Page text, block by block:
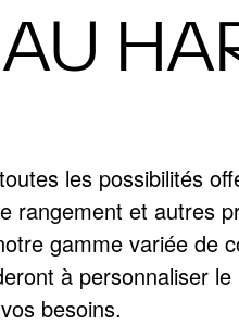
les possibilités
rangement et autres
gamme variée de
à personnaliser
besoins.